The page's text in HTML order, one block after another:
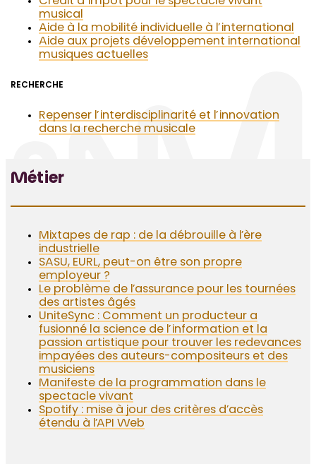
musical
Aide à la mobilité individuelle à l’international
Aide aux projets développement international
musiques actuelles
RECHERCHE
Repenser l’interdisciplinarité et l’innovation
dans la recherche musicale
Métier
Mixtapes de rap : de la débrouille à l’ère
industrielle
SASU, EURL, peut-on être son propre
employeur ?
Le problème de l’assurance pour les tournées
des artistes âgés
UniteSync : Comment un producteur a
fusionné la science de l’information et la
passion artistique pour trouver les redevances
impayées des auteurs-compositeurs et des
musiciens
Manifeste de la programmation dans le
spectacle vivant
Spotify : mise à jour des critères d’accès
étendu à l’API Web